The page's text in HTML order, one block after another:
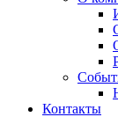
Контакты